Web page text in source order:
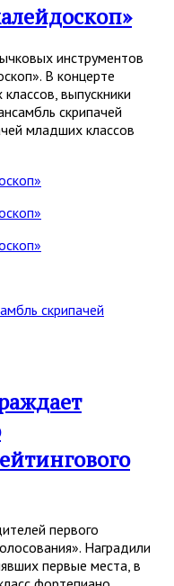
инструментов
В концерте
выпускники
скрипачей
младших классов
скрипачей
первого
Наградили
первые места, в